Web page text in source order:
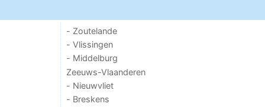
- Zoutelande
- Vlissingen
- Middelburg
Zeeuws-Vlaanderen
- Nieuwvliet
- Breskens